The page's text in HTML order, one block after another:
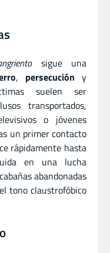
sigue una
, persecución y
suelen ser
transportados,
o jóvenes
un primer contacto
rápidamente hasta
en una lucha
abandonadas
tono claustrofóbico